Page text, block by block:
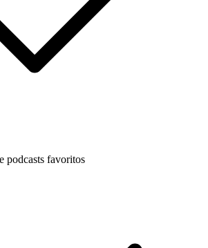
podcasts favoritos